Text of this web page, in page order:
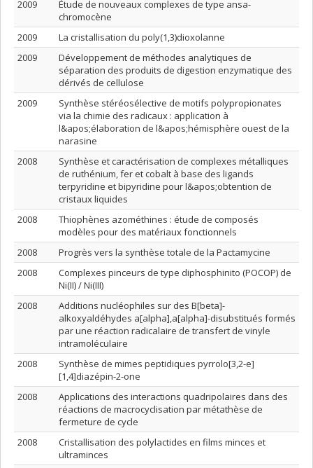
2009
Étude de nouveaux complexes de type ansa-
chromocène
2009
La cristallisation du poly(1,3)dioxolanne
2009
Développement de méthodes analytiques de
séparation des produits de digestion enzymatique des
dérivés de cellulose
2009
Synthèse stéréosélective de motifs polypropionates
via la chimie des radicaux : application à
l&apos;élaboration de l&apos;hémisphère ouest de la
narasine
2008
Synthèse et caractérisation de complexes métalliques
de ruthénium, fer et cobalt à base des ligands
terpyridine et bipyridine pour l&apos;obtention de
cristaux liquides
2008
Thiophènes azométhines : étude de composés
modèles pour des matériaux fonctionnels
2008
Progrès vers la synthèse totale de la Pactamycine
2008
Complexes pinceurs de type diphosphinito (POCOP) de
Ni(II) / Ni(III)
2008
Additions nucléophiles sur des B[beta]-
alkoxyaldéhydes a[alpha],a[alpha]-disubstitués formés
par une réaction radicalaire de transfert de vinyle
intramoléculaire
2008
Synthèse de mimes peptidiques pyrrolo[3,2-e]
[1,4]diazépin-2-one
2008
Applications des interactions quadripolaires dans des
réactions de macrocyclisation par métathèse de
fermeture de cycle
2008
Cristallisation des polylactides en films minces et
ultraminces